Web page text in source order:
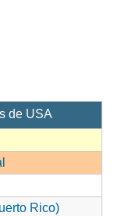
de USA
Rico)